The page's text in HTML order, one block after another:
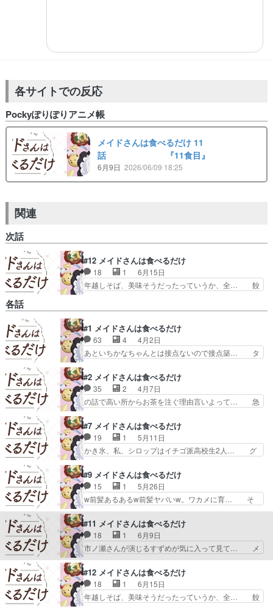
各サイトでの反応
Pockyぽりぽりアニメ帳
メイドさんは食べるだけ 11
話 『11食目』
6月9日 2026/06/09 18:25
関連
次話
#12 メイドさんは食べるだけ
18 1
6月15日
年越しそば、美味そうだったっていうか、全… 餃
春アニメ終わる時期なので感想とか… すずめちゃ
んが餃子の具詰め込み過ぎても気… 内容に文句は
ないのですが、最終話まで音響… 12食目餃子／
干し大根／袋麺／年越しそば… 俺もスズメとリコ
ッタちゃんと一緒に餃子包… もうすぐ一年経とう
としてるけどもうすぐイ…
各話
#1 メイドさんは食べるだけ
63 4
4月2日
あといちかなちゃんとは接点ないので接点築… タ
うことで出てくる食べ物たちを描いてみ… 今期期
待の癒し＆飯テロ枠一つ一つは短いも… イマイチ
主人公の背景も分からんし食べ物の… 日本の食べ
物に興味津々で目うるうる輝かせ… コレは自分好
楽しむ枠本当にただメイドさ… 登場メインキャラ
のうち、あなたの推しはど… たい焼きを尻尾から
食べるのはいいけどたこ…
#2 メイドさんは食べるだけ
35 2
4月7日
の話で高い所からお茶を注ぐ理由言いよって… 急
にでもある何気ない食べ物だけど、主人… タイト
ル通りメイドさんが食べるだけではあ… 前回のた
こ焼きが個人的に気になった影響か… ２話：アイ
スクリーム 桔梗信玄餅… メロンパンの
せんでしたが、サクッとした… ・チョコミントは
正義・メイドさんによる紅… 頻繁に入るスズメの
ナレーションなかなかう…
#7 メイドさんは食べるだけ
19 1
5月11日
かき氷、私、シロップはイチゴ派高校生2人… グ
見たアニメ（5/11）・転生したらス… 水着回、、
だったね、リコッタちゃんだけ。… せっかくの水
着回くるかと思ったがプールじ… マジで何するに
しても可愛いな、すずめちゃ… ・暑い、暑いと喚
(７話まで)信月杏(cv… スズメの水着はなかったけ
ど、リコッタあっ… １クールで１年をやりきるペ
ースっていうか…
#9 メイドさんは食べるだけ
15 1
5月26日
w前髪あるあるw前髪ヤバいw。ワカメに育… そ
ういや銀杏をこうやって食べたことないな… なぜ
自分で髪を切ろうとしたのか、そして外… 今回は
また軽食だねえ。みそ汁となにかとか… すずめと
リコッタちゃんの幼女期、可愛すぎ… 食材に新鮮
なネタがなくなっている様なドラ… 以前バーベキ
ちゃんの髪で遊んで、色んな… 銀杏というとても
些細な事柄から、1億年以… スズメは前髪切り失
敗するもリコッタのお陰…
#11 メイドさんは食べるだけ
18 1
6月9日
市ノ瀬さんが演じるすずめが気に入って見て… メ
リークリスマス٩(季節変わるの早い、こ… たまに
絶妙な表情をするスズメの可愛さよ。… シュトー
レンじゃないが？日本に渡ると名前… どんどんか
わいくなるスズメ柿に目を細める… ケーキは上手
そうだったが、作画は普通レベ… すずめは日本人
#12 メイドさんは食べるだけ
18 1
6月15日
年越しそば、美味そうだったっていうか、全… 餃